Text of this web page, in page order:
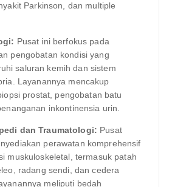
Parkinson, dan multiple
Pusat ini berfokus pada
pengobatan kondisi yang
saluran kemih dan sistem
Layanannya mencakup
prostat, pengobatan batu
inkontinensia urin.
dan Traumatologi: Pusat
perawatan komprehensif
muskuloskeletal, termasuk patah
radang sendi, dan cedera
meliputi bedah